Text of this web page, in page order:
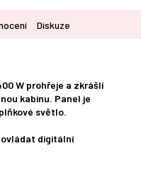
Diskuze
W prohřeje a zkrášlí
kabinu. Panel je
světlo.
ovládat digitální